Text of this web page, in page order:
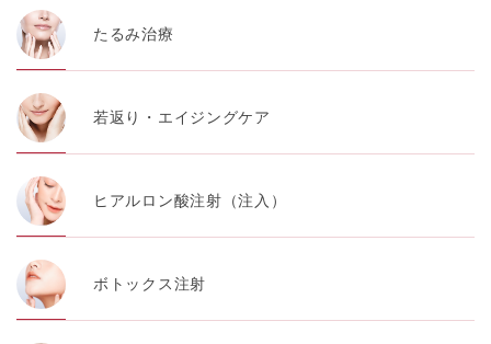
たるみ治療
若返り・エイジングケア
ヒアルロン酸注射（注入）
ボトックス注射